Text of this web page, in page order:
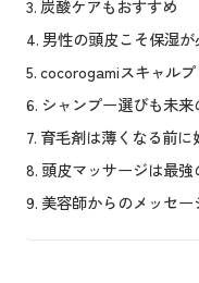
炭酸ケアもおすすめ
男性の頭皮こそ保湿が
cocorogamiスキャル
シャンプー選びも未
育毛剤は薄くなる前に
頭皮マッサージは最強
美容師からのメッセー